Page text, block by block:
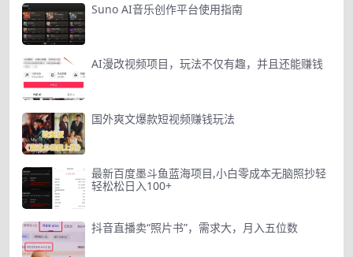
Suno AI音乐创作平台使用指南
AI漫改视频项目，玩法不仅有趣，并且还能赚钱
国外爽文爆款短视频赚钱玩法
最新百度墨斗鱼蓝海项目,小白零成本无脑照抄轻
轻松松日入100+
抖音直播卖“照片书”，需求大，月入五位数